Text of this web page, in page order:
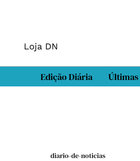
Loja DN
Edição Diária Últimas
diario-de-noticias